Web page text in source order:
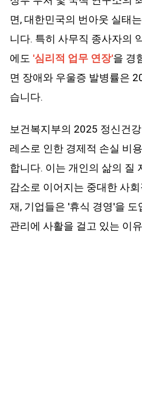
면, 대한민국의 번아웃 실태
니다. 특히 사무직 종사자의
에도 '심리적 업무 연장'을 경
면 장애와 우울증 발병률은
습니다.
보건복지부의 2025 정신건
레스로 인한 경제적 손실 비
합니다. 이는 개인의 삶의 질
감소로 이어지는 중대한 사
재, 기업들은 '휴식 경영'을
관리에 사활을 걸고 있는 이